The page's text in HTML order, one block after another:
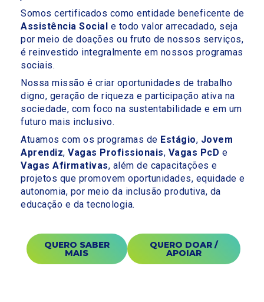
Somos certificados como entidade beneficente de
Assistência Social e todo valor arrecadado, seja
por meio de doações ou fruto de nossos serviços,
é reinvestido integralmente em nossos programas
sociais.
Nossa missão é criar oportunidades de trabalho
digno, geração de riqueza e participação ativa na
sociedade, com foco na sustentabilidade e em um
futuro mais inclusivo.
Atuamos com os programas de Estágio, Jovem
Aprendiz, Vagas Profissionais, Vagas PcD e
Vagas Afirmativas, além de capacitações e
projetos que promovem oportunidades, equidade e
autonomia, por meio da inclusão produtiva, da
educação e da tecnologia.
QUERO SABER
MAIS
QUERO DOAR /
APOIAR